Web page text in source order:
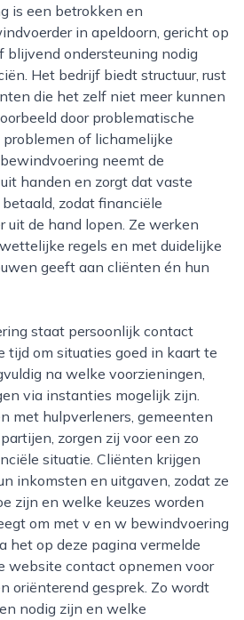
in apeldoorn, gericht op
blijvend ondersteuning nodig
Het bedrijf biedt structuur, rust
die het zelf niet meer kunnen
door problematische
of lichamelijke
neemt de
handen en zorgt dat vaste
zodat financiële
uit de hand lopen. Ze werken
regels en met duidelijke
geeft aan cliënten én hun
tijd om situaties goed in kaart te
na welke voorzieningen,
via instanties mogelijk zijn.
met hulpverleners, gemeenten
zorgen zij voor een zo
situatie. Cliënten krijgen
inkomsten en uitgaven, zodat ze
zijn en welke keuzes worden
om met v en w bewindvoering
het op deze pagina vermelde
website contact opnemen voor
oriënterend gesprek. Zo wordt
nodig zijn en welke